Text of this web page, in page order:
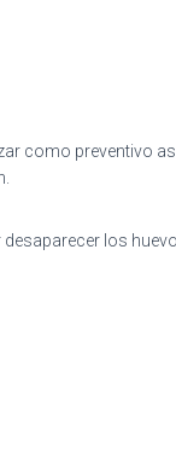
como preventivo
los